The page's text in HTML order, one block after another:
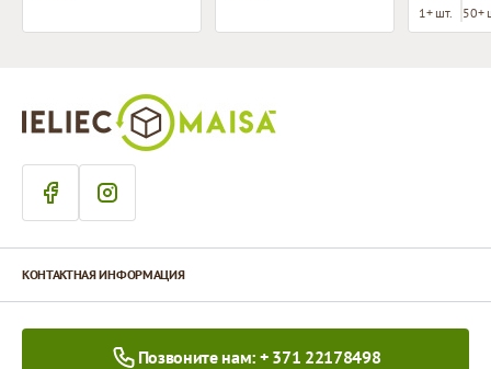
1+ шт. 50+
КОНТАКТНАЯ ИНФОРМАЦИЯ
Позвоните нам: + 371 22178498